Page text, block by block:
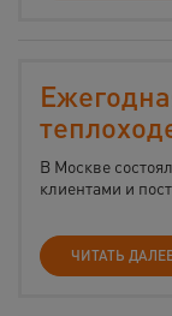
В Москве
клиентами и
ЧИТАТЬ